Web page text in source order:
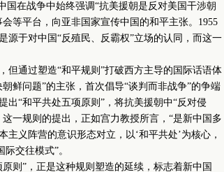
国在战争中始终强调“抗美援朝是反对美国干涉朝
等平台，向亚非国家宣传中国的和平主张。1955
源于对中国“反殖民、反霸权”立场的认同，而这一
通过塑造“和平规则”打破西方主导的国际话语体
鲜问题”的主张，首次倡导“谈判而非战争”的争端
“和平共处五项原则”，将抗美援朝中“反对侵
一规则的提出，正如宫力教授所言，“是新中国多
义阵营的意识形态对立，以‘和平共处’为核心，
交往模式”。
”，正是这种规则塑造的延续，标志着新中国